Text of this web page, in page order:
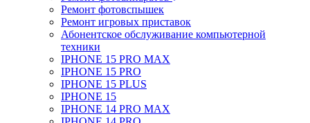
Ремонт фотовспышек
Ремонт игровых приставок
Абонентское обслуживание компьютерной
техники
IPHONE 15 PRO MAX
IPHONE 15 PRO
IPHONE 15 PLUS
IPHONE 15
IPHONE 14 PRO MAX